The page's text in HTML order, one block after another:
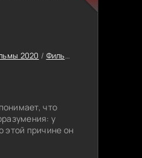
2020 / Фильмы
что
у
этой причине он